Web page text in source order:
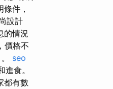
件，
設計
的情況
價格不
seo
食。
都有數